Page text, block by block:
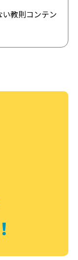
教則コンテン